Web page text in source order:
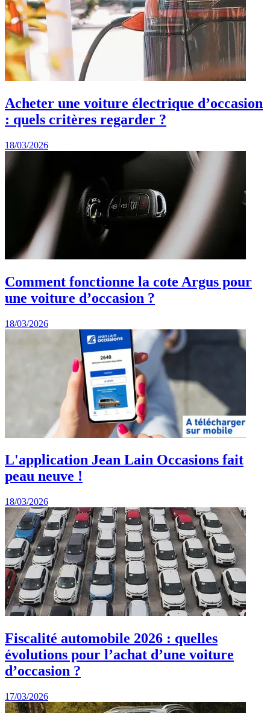
Acheter une voiture électrique d’occasion
: quels critères regarder ?
18/03/2026
Comment fonctionne la cote Argus pour
une voiture d’occasion ?
18/03/2026
L'application Jean Lain Occasions fait
peau neuve !
18/03/2026
Fiscalité automobile 2026 : quelles
évolutions pour l’achat d’une voiture
d’occasion ?
17/03/2026